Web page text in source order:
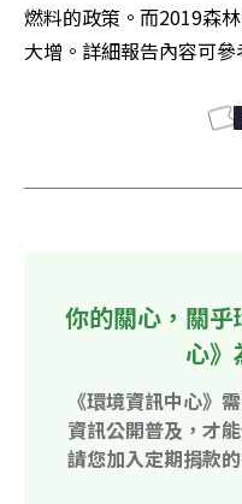
燃料的政策。而2019森
大增。詳細報告內容可參
你的關心，關
心》
《環境資訊中心》
資訊公開普及，才
請您加入定期捐款